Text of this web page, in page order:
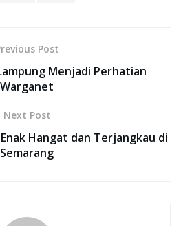
Post
Menjadi Perhatian
Warganet
Next Post
Hangat dan Terjangkau di
Semarang